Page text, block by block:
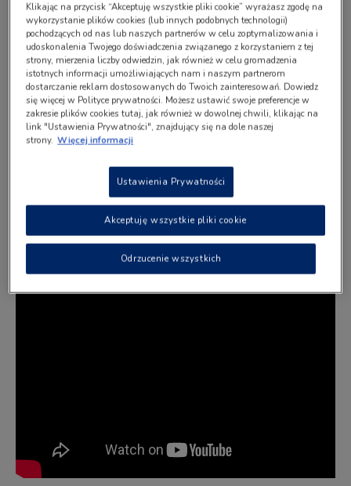
Ósmy odcinek podcastu “Rzadko się o tym mówi” już
dostępny dla Was na naszej stronie! Do studia
zaprosiliśmy Annę i Pawła Kamionków, czyli rodziców
Ernesta, pięcioletniego chłopca z PKU. Opowiadają o
swoich doświadczeniach z pierwszych dni po diagnozie,
ale i o tym, jak ułożyli swoją rzeczywistość tak, aby
wspierać swojego syna. Zwracają w odcinku także
jak oni, by mogły się rozwijać i integrować z innymi.
Klikając na przycisk “Akceptuję wszystkie pliki cookie” wyrażasz zgodę na
wykorzystanie plików cookies (lub innych podobnych technologii)
pochodzących od nas lub naszych partnerów w celu zoptymalizowania i
udoskonalenia Twojego doświadczenia związanego z korzystaniem z tej
strony, mierzenia liczby odwiedzin, jak również w celu gromadzenia
istotnych informacji umożliwiających nam i naszym partnerom
dostarczanie reklam dostosowanych do Twoich zainteresowań. Dowiedz
się więcej w Polityce prywatności. Możesz ustawić swoje preferencje w
zakresie plików cookies tutaj, jak również w dowolnej chwili, klikając na
link "Ustawienia Prywatności", znajdujący się na dole naszej
strony. Więcej informacji
Ustawienia Prywatności
Odrzucenie wszystkich
Akceptuję wszystkie pliki cookie